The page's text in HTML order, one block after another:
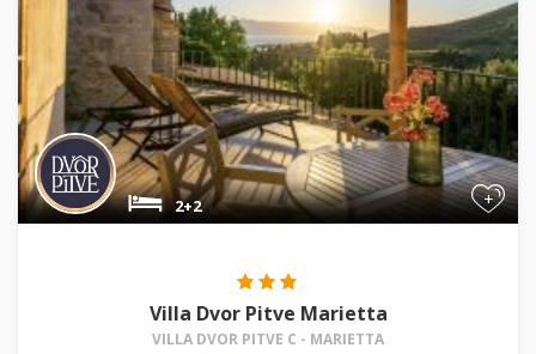
+
2+2
Villa Dvor Pitve Marietta
VILLA DVOR PITVE C - MARIETTA